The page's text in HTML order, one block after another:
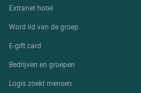
Extranet hotel
Word lid van de groep
E-gift card
Bedrijven en groepen
Logis zoekt mensen